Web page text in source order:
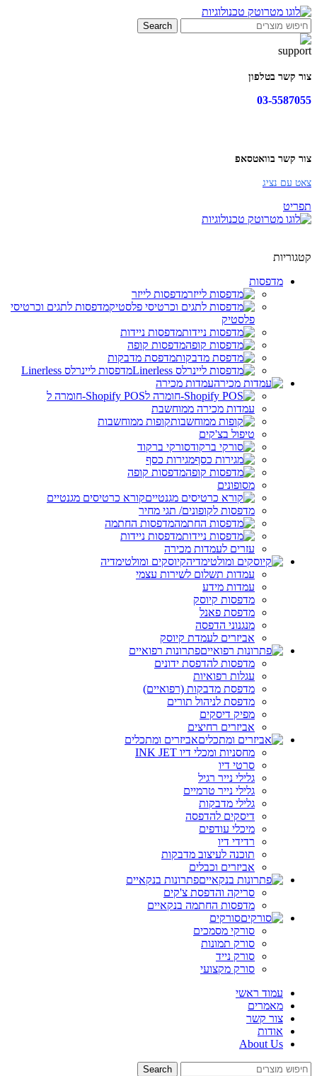
Search
צור קשר בטלפון
03-5587055
צור קשר בוואטסאפ
צאט עם נציג
תפריט
קטגוריות
מדפסות
מדפסות לייזר
מדפסות לתגים וכרטיסי
פלסטיק
מדפסות ניידות
מדפסות קופה
מדפסת מדבקות
מדפסות ליינרלס Linerless
עמדות מכירה
Shopify POS-חומרה ל
עמדות מכירה ממוחשבת
קופות ממוחשבות
טיפול בצ'קים
סורקי ברקוד
מגירות כסף
מדפסות קופה
מסופונים
קורא כרטיסים מגנטיים
מדפסות לקופונים/ תגי מחיר
מדפסות החתמה
מדפסות ניידות
עזרים לעמדות מכירה
קיוסקים ומולטימדיה
עמדות תשלום לשירות עצמי
עמדות מידע
מדפסות קיוסק
מדפסת פאנל
מנגנוני הדפסה
אביזרים לעמדת קיוסק
פתרונות רפואיים
מדפסות להדפסת ידונים
עגלות רפואיות
מדפסת מדבקות (רפואיים)
מדפסת לניהול תורים
מפיק דיסקים
אביזרים רחיצים
אביזרים ומתכלים
מחסניות ומכלי דיו INK JET
סרטי דיו
גלילי נייר רגיל
גלילי נייר טרמיים
גלילי מדבקות
דיסקים להדפסה
מיכלי עודפים
רדידי דיו
תוכנה לעיצוב מדבקות
אביזרים וכבלים
פתרונות בנקאיים
סריקה והדפסת צ'קים
מדפסות החתמה בנקאיים
סורקים
סורקי מסמכים
סורק תמונות
סורק נייד
סורק מקצועי
עמוד ראשי
מאמרים
צור קשר
אודות
About Us
Search